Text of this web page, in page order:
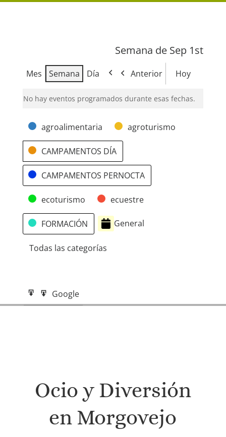
Semana de Sep 1st
Mes Semana Día Anterior Hoy
No hay eventos programados durante esas fechas.
Categoríasagroalimentaria agroturismo
CAMPAMENTOS DÍA
CAMPAMENTOS PERNOCTA
ecoturismo ecuestre
FORMACIÓN General
Todas las categorías
Subscribe
Google
ExportarGoogle
Ocio y Diversión
en Morgovejo